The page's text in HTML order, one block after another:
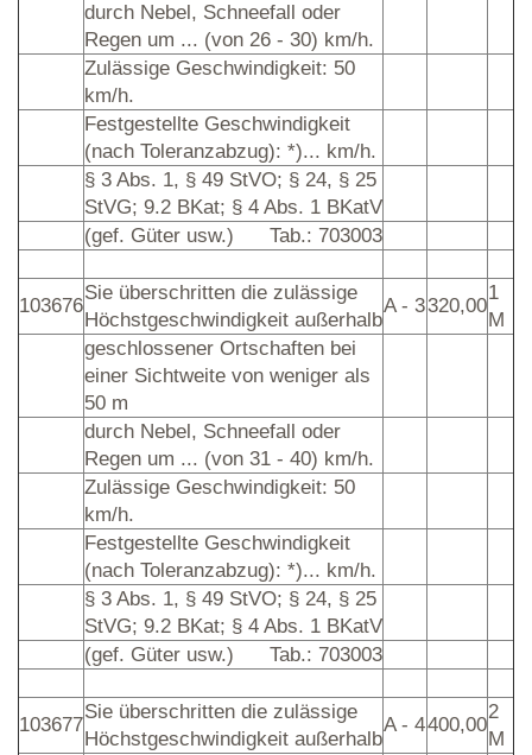
durch Nebel, Schneefall oder
Regen um ... (von 26 - 30) km/h.
Zulässige Geschwindigkeit: 50
km/h.
Festgestellte Geschwindigkeit
(nach Toleranzabzug): *)... km/h.
§ 3 Abs. 1, § 49 StVO; § 24, § 25
StVG; 9.2 BKat; § 4 Abs. 1 BKatV
(gef. Güter usw.) Tab.: 703003
103676
Sie überschritten die zulässige
Höchstgeschwindigkeit außerhalb
A - 3320,00
1
M
geschlossener Ortschaften bei
einer Sichtweite von weniger als
50 m
durch Nebel, Schneefall oder
Regen um ... (von 31 - 40) km/h.
Zulässige Geschwindigkeit: 50
km/h.
Festgestellte Geschwindigkeit
(nach Toleranzabzug): *)... km/h.
§ 3 Abs. 1, § 49 StVO; § 24, § 25
StVG; 9.2 BKat; § 4 Abs. 1 BKatV
(gef. Güter usw.) Tab.: 703003
103677
Sie überschritten die zulässige
Höchstgeschwindigkeit außerhalb
A - 4400,00
2
M